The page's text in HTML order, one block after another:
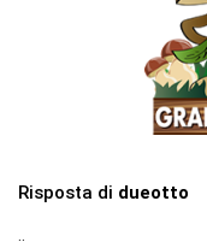
Risposta di dueotto
..